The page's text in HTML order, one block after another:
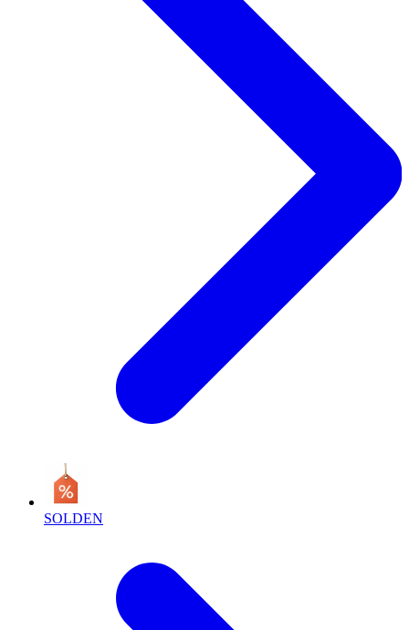
SOLDEN